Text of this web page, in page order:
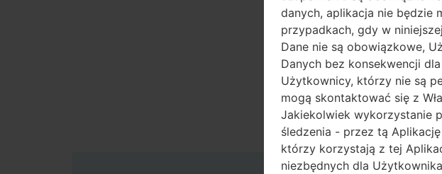
danych, aplikacja nie będzie
przypadkach, gdy w
Dane nie są obowiązkowe,
Danych bez konsekwencji
Użytkownicy, którzy nie są
mogą skontaktować się z
Jakiekolwiek wykorzystanie
śledzenia - przez tą
którzy korzystają z tej
niezbędnych dla